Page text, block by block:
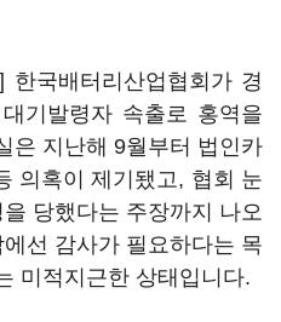
한국배터리산업협회가 경
기발령자 속출로 홍역을
은 지난해 9월부터 법인카
의혹이 제기됐고, 협회 눈
당했다는 주장까지 나오
선 감사가 필요하다는 목
미적지근한 상태입니다.